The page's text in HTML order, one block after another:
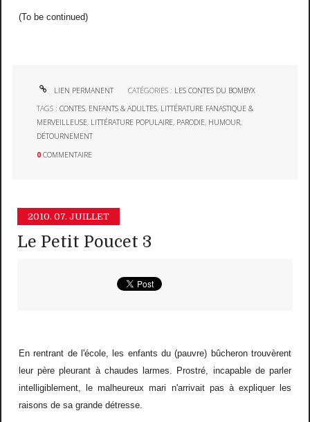
(To be continued)
LIEN PERMANENT CATÉGORIES : LES CONTES DU BOMBYX
TAGS :CONTES, ENFANTS & ADULTES, LITTÉRATURE FANASTIQUE &
MERVEILLEUSE, LITTÉRATURE POPULAIRE, PARODIE, HUMOUR,
DÉTOURNEMENT
0 COMMENTAIRE
2010. 07. JUILLET
Le Petit Poucet 3
En rentrant de l'école, les enfants du (pauvre) bûcheron trouvèrent
leur père pleurant à chaudes larmes. Prostré, incapable de parler
intelligiblement, le malheureux mari n'arrivait pas à expliquer les
raisons de sa grande détresse.